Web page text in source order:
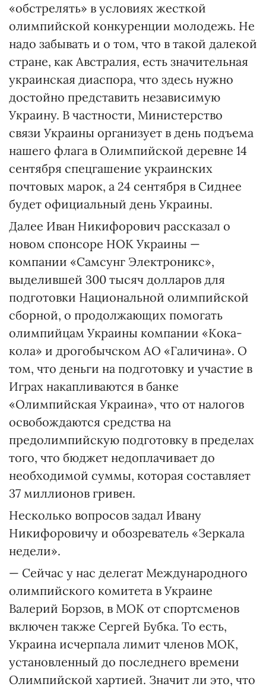
«обстрелять» в условиях жесткой
олимпийской конкуренции молодежь. Не
надо забывать и о том, что в такой далекой
стране, как Австралия, есть значительная
украинская диаспора, что здесь нужно
достойно представить независимую
Украину. В частности, Министерство
связи Украины организует в день подъема
нашего флага в Олимпийской деревне 14
сентября спецгашение украинских
почтовых марок, а 24 сентября в Сиднее
будет официальный день Украины.
Далее Иван Никифорович рассказал о
новом спонсоре НОК Украины —
компании «Самсунг Электроникс»,
выделившей 300 тысяч долларов для
подготовки Национальной олимпийской
сборной, о продолжающих помогать
олимпийцам Украины компании «Кока-
кола» и дрогобычском АО «Галичина». О
том, что деньги на подготовку и участие в
Играх накапливаются в банке
«Олимпийская Украина», что от налогов
освобождаются средства на
предолимпийскую подготовку в пределах
того, что бюджет недоплачивает до
необходимой суммы, которая составляет
37 миллионов гривен.
Несколько вопросов задал Ивану
Никифоровичу и обозреватель «Зеркала
недели».
— Сейчас у нас делегат Международного
олимпийского комитета в Украине
Валерий Борзов, в МОК от спортсменов
включен также Сергей Бубка. То есть,
Украина исчерпала лимит членов МОК,
установленный до последнего времени
Олимпийской хартией. Значит ли это, что